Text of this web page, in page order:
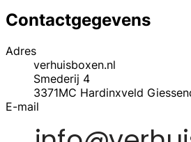
Contactgegevens
Adres
verhuisboxen.nl
Smederij 4
3371MC Hardinxveld
E-mail